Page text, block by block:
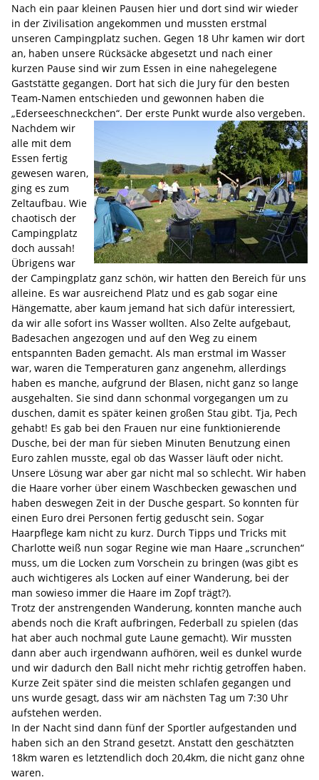
Nach ein paar kleinen Pausen hier und dort sind wir wieder
in der Zivilisation angekommen und mussten erstmal
unseren Campingplatz suchen. Gegen 18 Uhr kamen wir dort
an, haben unsere Rücksäcke abgesetzt und nach einer
kurzen Pause sind wir zum Essen in eine nahegelegene
Gaststätte gegangen. Dort hat sich die Jury für den besten
Team-Namen entschieden und gewonnen haben die
„Ederseeschneckchen“. Der erste Punkt wurde also vergeben.
Nachdem wir
alle mit dem
Essen fertig
gewesen waren,
ging es zum
Zeltaufbau. Wie
chaotisch der
Campingplatz
doch aussah!
Übrigens war
der Campingplatz ganz schön, wir hatten den Bereich für uns
alleine. Es war ausreichend Platz und es gab sogar eine
Hängematte, aber kaum jemand hat sich dafür interessiert,
da wir alle sofort ins Wasser wollten. Also Zelte aufgebaut,
Badesachen angezogen und auf den Weg zu einem
entspannten Baden gemacht. Als man erstmal im Wasser
war, waren die Temperaturen ganz angenehm, allerdings
haben es manche, aufgrund der Blasen, nicht ganz so lange
ausgehalten. Sie sind dann schonmal vorgegangen um zu
duschen, damit es später keinen großen Stau gibt. Tja, Pech
gehabt! Es gab bei den Frauen nur eine funktionierende
Dusche, bei der man für sieben Minuten Benutzung einen
Euro zahlen musste, egal ob das Wasser läuft oder nicht.
Unsere Lösung war aber gar nicht mal so schlecht. Wir haben
die Haare vorher über einem Waschbecken gewaschen und
haben deswegen Zeit in der Dusche gespart. So konnten für
einen Euro drei Personen fertig geduscht sein. Sogar
Haarpflege kam nicht zu kurz. Durch Tipps und Tricks mit
Charlotte weiß nun sogar Regine wie man Haare „scrunchen“
muss, um die Locken zum Vorschein zu bringen (was gibt es
auch wichtigeres als Locken auf einer Wanderung, bei der
man sowieso immer die Haare im Zopf trägt?).
Trotz der anstrengenden Wanderung, konnten manche auch
abends noch die Kraft aufbringen, Federball zu spielen (das
hat aber auch nochmal gute Laune gemacht). Wir mussten
dann aber auch irgendwann aufhören, weil es dunkel wurde
und wir dadurch den Ball nicht mehr richtig getroffen haben.
Kurze Zeit später sind die meisten schlafen gegangen und
uns wurde gesagt, dass wir am nächsten Tag um 7:30 Uhr
aufstehen werden.
In der Nacht sind dann fünf der Sportler aufgestanden und
haben sich an den Strand gesetzt. Anstatt den geschätzten
18km waren es letztendlich doch 20,4km, die nicht ganz ohne
waren.